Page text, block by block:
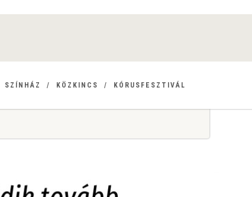
SZÍNHÁZ KÖZKINCS KÓRUSFESZTIVÁL